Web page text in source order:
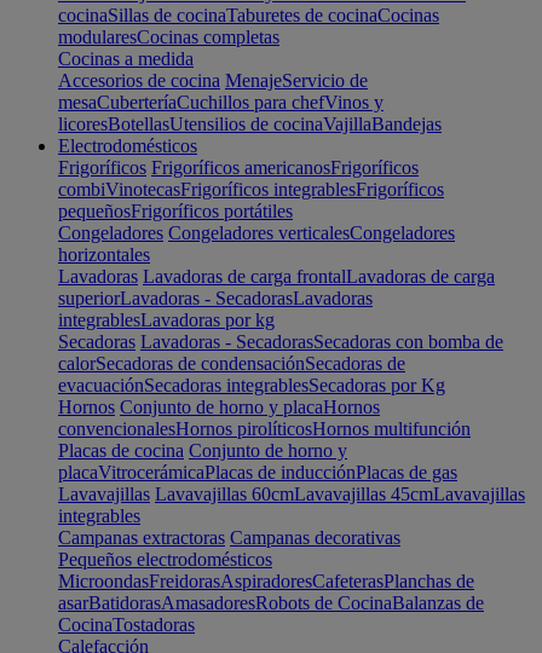
cocinaSillas de cocinaTaburetes de cocinaCocinas
modularesCocinas completas
Cocinas a medida
Accesorios de cocina MenajeServicio de
mesaCuberteríaCuchillos para chefVinos y
licoresBotellasUtensilios de cocinaVajillaBandejas
Electrodomésticos
Frigoríficos Frigoríficos americanosFrigoríficos
combiVinotecasFrigoríficos integrablesFrigoríficos
pequeñosFrigoríficos portátiles
Congeladores Congeladores verticalesCongeladores
horizontales
Lavadoras Lavadoras de carga frontalLavadoras de carga
superiorLavadoras - SecadorasLavadoras
integrablesLavadoras por kg
Secadoras Lavadoras - SecadorasSecadoras con bomba de
calorSecadoras de condensaciónSecadoras de
evacuaciónSecadoras integrablesSecadoras por Kg
Hornos Conjunto de horno y placaHornos
convencionalesHornos pirolíticosHornos multifunción
Placas de cocina Conjunto de horno y
placaVitrocerámicaPlacas de inducciónPlacas de gas
Lavavajillas Lavavajillas 60cmLavavajillas 45cmLavavajillas
integrables
Campanas extractoras Campanas decorativas
Pequeños electrodomésticos
MicroondasFreidorasAspiradoresCafeterasPlanchas de
asarBatidorasAmasadoresRobots de CocinaBalanzas de
CocinaTostadoras
Calefacción